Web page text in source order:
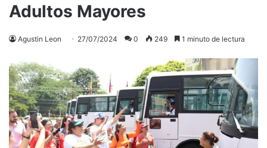
Adultos Mayores
Agustin Leon 27/07/2024 0 249 1 minuto de lectura